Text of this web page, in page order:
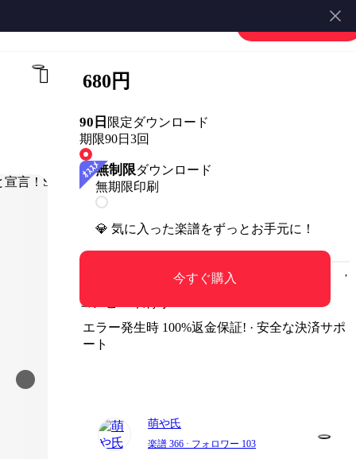
会員登録・ログイン
680円
90日 限定ダウンロード
期限90日 3回
無制限ダウンロード
無期限印刷
💎 気に入った楽譜をずっとお手元に！
今すぐ購入
コンビニ印刷可
エラー発生時 100%返金保証! · 安全な決済サポ
ート
萌や氏
楽譜 366 · フォロワー 103